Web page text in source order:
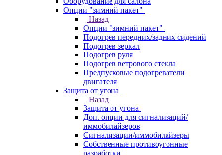
Опции "зимний пакет"
Назад
Опции "зимний пакет"
Подогрев передних/задних сидений
Подогрев зеркал
Подогрев руля
Подогрев ветрового стекла
Предпусковые подогреватели
двигателя
Защита от угона
Назад
Защита от угона
Доп. опции для сигнализаций/
иммобилайзеров
Сигнализации/иммобилайзеры
Собственные противоугонные
разработки